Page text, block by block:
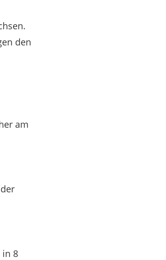
den
am
in 8